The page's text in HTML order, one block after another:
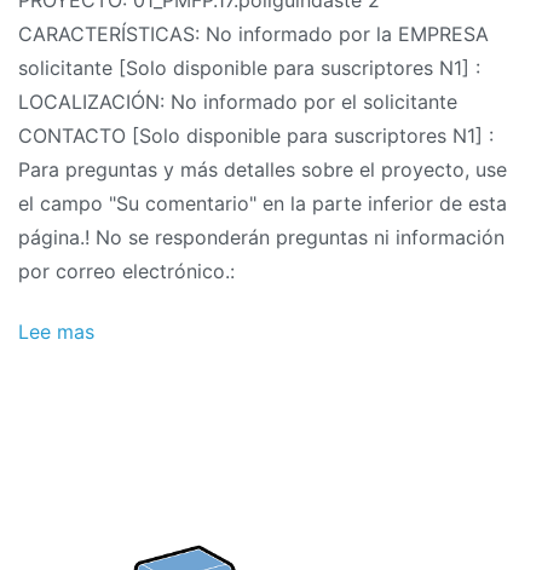
proyectos
10/2011:
proyecto
de
grúa
polivinílica
CARACTERÍSTICAS: No informado por la EMPRESA
solicitante [Solo disponible para suscriptores N1] :
LOCALIZACIÓN: No informado por el solicitante
CONTACTO [Solo disponible para suscriptores N1] :
Para preguntas y más detalles sobre el proyecto, use
el campo "Su comentario" en la parte inferior de esta
página.! No se responderán preguntas ni información
por correo electrónico.:
Lee mas